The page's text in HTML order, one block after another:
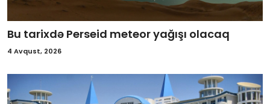
Bu tarixdə Perseid meteor yağışı olacaq
4 Avqust, 2026